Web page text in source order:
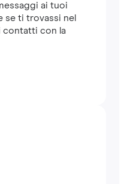
ai tuoi
se ti trovassi nel
contatti con la